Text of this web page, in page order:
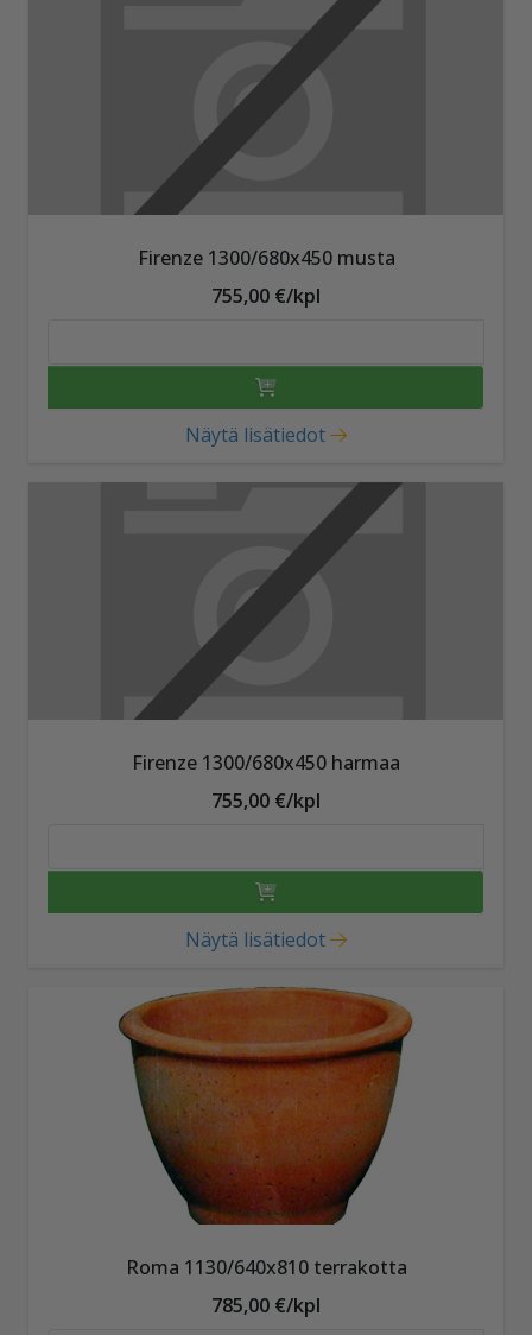
Firenze 1300/680x450 musta
755,00 €/kpl
Näytä lisätiedot
Firenze 1300/680x450 harmaa
755,00 €/kpl
Näytä lisätiedot
Roma 1130/640x810 terrakotta
785,00 €/kpl